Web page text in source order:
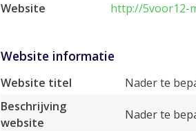
Website
http://5voor12-
Website informatie
Website titel
Nader te
Beschrijving
website
Nader te